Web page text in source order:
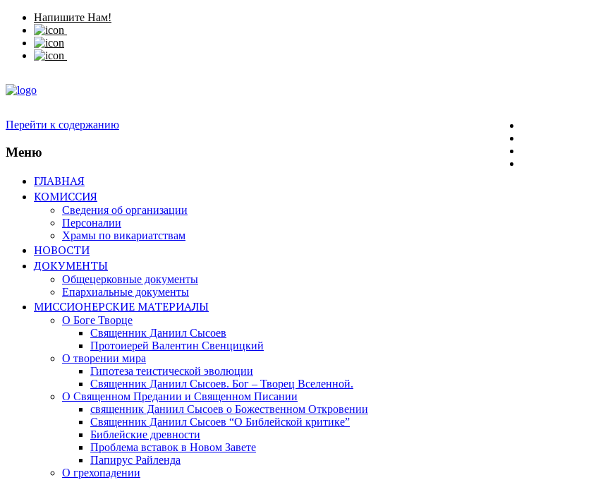
Напишите Нам!
Перейти к содержанию
Меню
ГЛАВНАЯ
КОМИССИЯ
Сведения об организации
Персоналии
Храмы по викариатствам
НОВОСТИ
ДОКУМЕНТЫ
Общецерковные документы
Епархиальные документы
МИССИОНЕРСКИЕ МАТЕРИАЛЫ
О Боге Творце
Священник Даниил Сысоев
Протоиерей Валентин Свенцицкий
О творении мира
Гипотеза теистической эволюции
Священник Даниил Сысоев. Бог – Творец Вселенной.
О Священном Предании и Священном Писании
священник Даниил Сысоев о Божественном Откровении
Священник Даниил Сысоев “О Библейской критике”
Библейские древности
Проблема вставок в Новом Завете
Папирус Райленда
О грехопадении